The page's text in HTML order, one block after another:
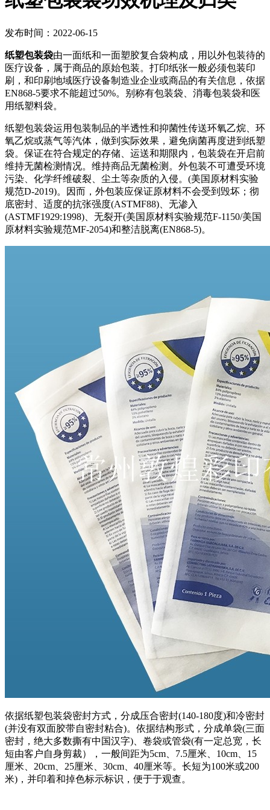
发布时间：2022-06-15
纸塑包装袋由一面纸和一面塑胶复合袋构成，用以外包装待的
医疗设备，属于商品的原始包装。打印纸张一般必须包装印
刷，和印刷地域医疗设备制造业企业或商品的有关信息，依据
EN868-5要求不能超过50%。别称有包装袋、消毒包装袋和医
用纸塑料袋。
纸塑包装袋运用包装制品的半透性和抑菌性传送环氧乙烷、环
氧乙烷或蒸气等汽体，做到实际效果，避免病菌再度进到纸塑
袋。保证在符合规定的存储、运送和期限内，包装袋在开启前
维持无菌检测情况。维持商品无菌检测。外包装不可遭受环境
污染、化学纤维破裂、尘土等杂质的入侵。(美国原材料实验
规范D-2019)。因而，外包装应保证原材料不会受到毁坏；彻
底密封、适度的抗张强度(ASTMF88)、无渗入
(ASTMF1929:1998)、无裂开(美国原材料实验规范F-1150/美国
原材料实验规范MF-2054)和整洁脱离(EN868-5)。
依据纸塑包装袋密封方式，分成压合密封(140-180度)和冷密封
(并没有双面胶带自密封粘合)。依据结构形式，分成单袋(三面
密封，绝大多数撕有中国汉字)、卷袋或管袋(有一定总宽，长
短由客户自身剪裁），一般间距为5cm、7.5厘米、10cm、15
厘米、20cm、25厘米、30cm、40厘米等。长短为100米或200
米)，并印着和掉色标示标识，便于于观查。